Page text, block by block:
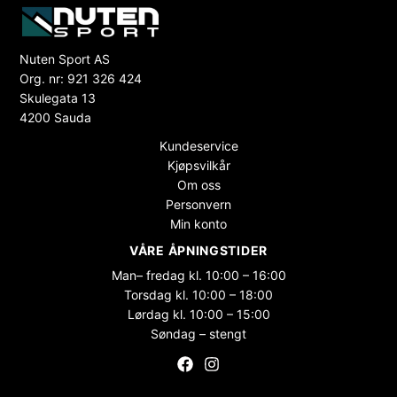
Nuten Sport AS
Org. nr: 921 326 424
Skulegata 13
4200 Sauda
Kundeservice
Kjøpsvilkår
Om oss
Personvern
Min konto
VÅRE ÅPNINGSTIDER
Man– fredag kl. 10:00 – 16:00
Torsdag kl. 10:00 – 18:00
Lørdag kl. 10:00 – 15:00
Søndag – stengt